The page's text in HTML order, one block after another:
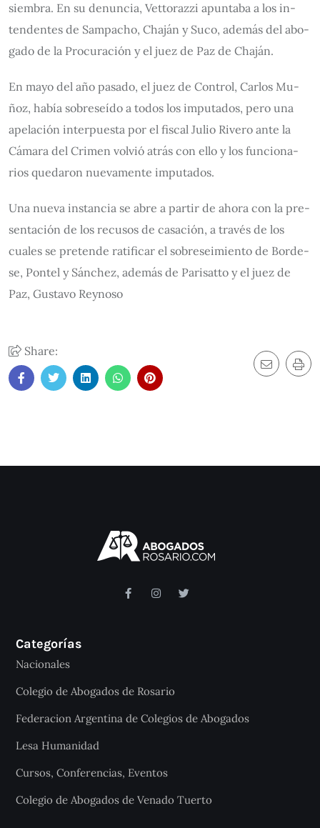
siem­bra. En su de­nun­cia, Vet­to­raz­zi apun­ta­ba a los in­
ten­den­tes de Sam­pa­cho, Cha­ján y Su­co, ade­más del abo­
ga­do de la Pro­cu­ra­ción y el juez de Paz de Cha­ján.
En ma­yo del año pa­sa­do, el juez de Con­trol, Car­los Mu­
ñoz, ha­bía so­bre­seí­do a to­dos los im­pu­ta­dos, pe­ro una
ape­la­ción in­ter­pues­ta por el fis­cal Ju­lio Ri­ve­ro an­te la
Cá­ma­ra del Cri­men vol­vió atrás con ello y los fun­cio­na­
rios que­da­ron nue­va­men­te im­pu­ta­dos.
Una nue­va ins­tan­cia se abre a par­tir de aho­ra con la pre­
sen­ta­ción de los re­cu­sos de ca­sa­ción, a tra­vés de los
cua­les se pre­ten­de ra­ti­fi­car el so­bre­sei­mien­to de Bor­de­
se, Pon­tel y Sán­chez, ade­más de Pa­ri­sat­to y el juez de
Paz, Gus­ta­vo Rey­no­so
Share:
Categorías
Nacionales
Colegio de Abogados de Rosario
Federacion Argentina de Colegios de Abogados
Lesa Humanidad
Cursos, Conferencias, Eventos
Colegio de Abogados de Venado Tuerto